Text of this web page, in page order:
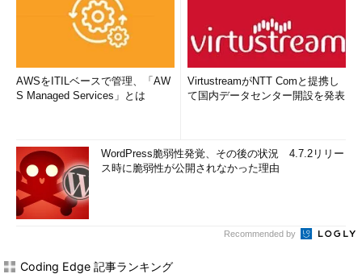
AWSをITILベースで管理、「AW
S Managed Services」とは
VirtustreamがNTT Comと提携し
て国内データセンター開設を発表
WordPress脆弱性発覚、その後の状況 4.7.2リリー
ス時に脆弱性が公開されなかった理由
Recommended by
Coding Edge 記事ランキング